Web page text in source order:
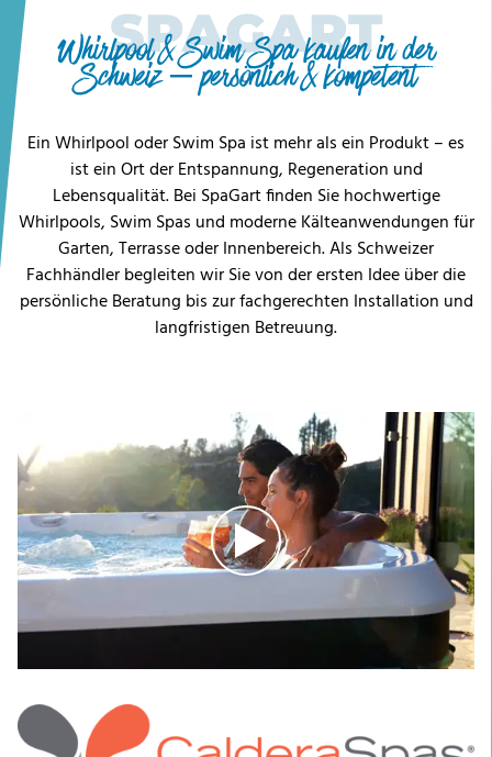
SPAGART
Whirlpool & Swim Spa kaufen in der
Schweiz – persönlich & kompetent
Ein Whirlpool oder Swim Spa ist mehr als ein Produkt – es
ist ein Ort der Entspannung, Regeneration und
Lebensqualität. Bei SpaGart finden Sie hochwertige
Whirlpools, Swim Spas und moderne Kälteanwendungen für
Garten, Terrasse oder Innenbereich. Als Schweizer
Fachhändler begleiten wir Sie von der ersten Idee über die
persönliche Beratung bis zur fachgerechten Installation und
langfristigen Betreuung.